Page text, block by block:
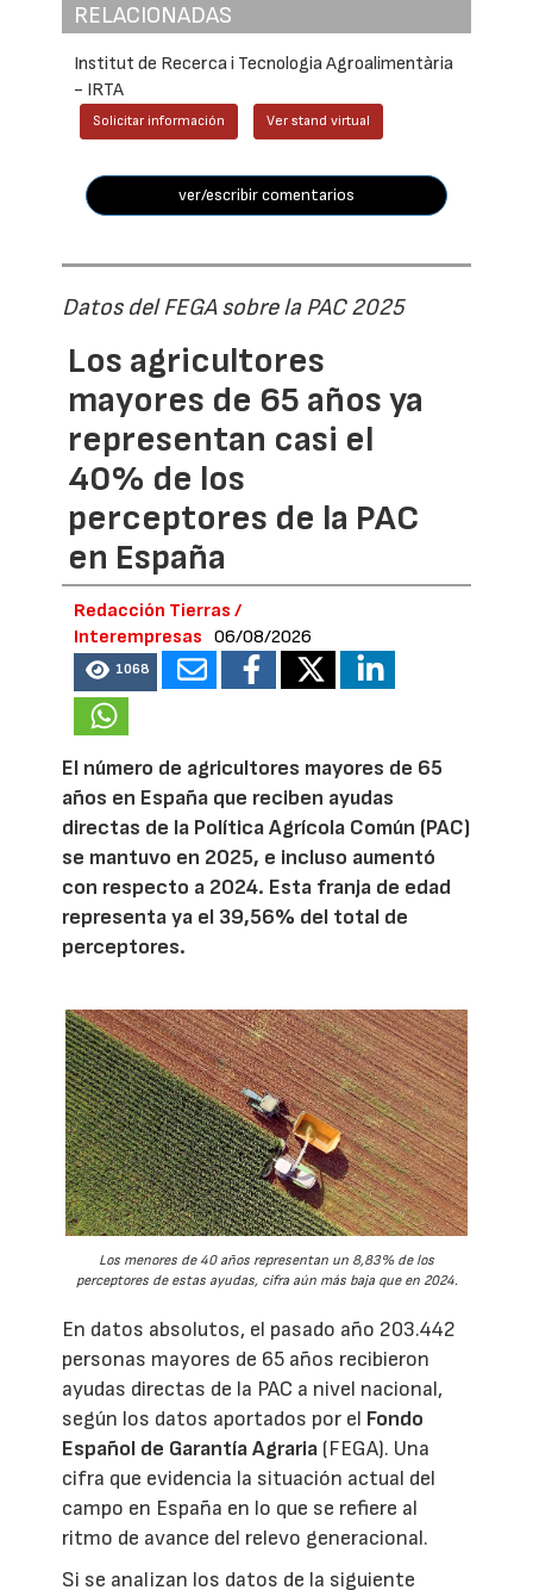
RELACIONADAS
Institut de Recerca i Tecnologia Agroalimentària
- IRTA
Solicitar información Ver stand virtual
ver/escribir comentarios
Datos del FEGA sobre la PAC 2025
Los agricultores
mayores de 65 años ya
representan casi el
40% de los
perceptores de la PAC
en España
Redacción Tierras /
Interempresas
06/08/2026
1068
El número de agricultores mayores de 65
años en España que reciben ayudas
directas de la Política Agrícola Común (PAC)
se mantuvo en 2025, e incluso aumentó
con respecto a 2024. Esta franja de edad
representa ya el 39,56% del total de
perceptores.
Los menores de 40 años representan un 8,83% de los
perceptores de estas ayudas, cifra aún más baja que en 2024.
En datos absolutos, el pasado año 203.442
personas mayores de 65 años recibieron
ayudas directas de la PAC a nivel nacional,
según los datos aportados por el Fondo
Español de Garantía Agraria (FEGA). Una
cifra que evidencia la situación actual del
campo en España en lo que se refiere al
ritmo de avance del relevo generacional.
Si se analizan los datos de la siguiente